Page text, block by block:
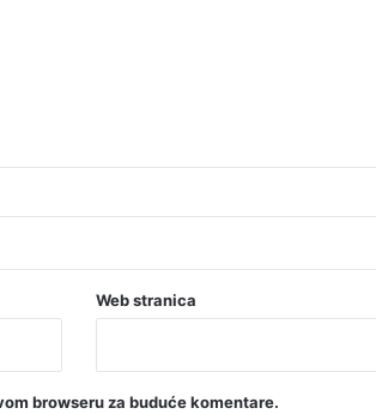
Web stranica
browseru za buduće komentare.